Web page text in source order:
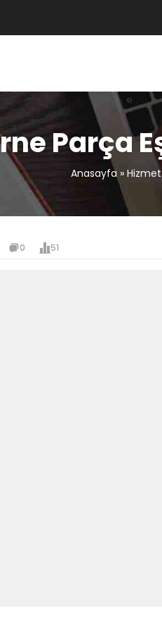
Parça
Anasayfa»
0 51